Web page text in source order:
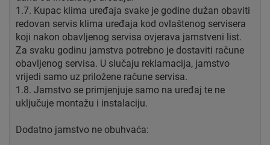
1.7. Kupac klima uređaja svake je godine dužan obaviti
redovan servis klima uređaja kod ovlaštenog servisera
koji nakon obavljenog servisa ovjerava jamstveni list.
Za svaku godinu jamstva potrebno je dostaviti račune
obavljenog servisa. U slučaju reklamacija, jamstvo
vrijedi samo uz priložene račune servisa.
1.8. Jamstvo se primjenjuje samo na uređaj te ne
uključuje montažu i instalaciju.
Dodatno jamstvo ne obuhvaća: